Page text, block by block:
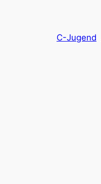
C-Jugend